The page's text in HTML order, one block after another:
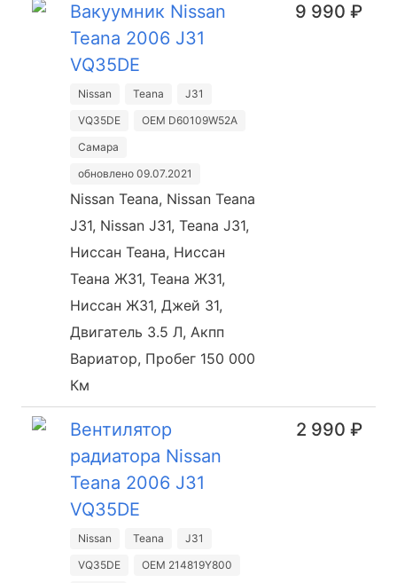
Вакуумник Nissan
Teana 2006 J31
VQ35DE
Nissan Teana
J31
VQ35DE
OEM D60109W52A
Самара
обновлено 09.07.2021
Nissan Teana, Nissan Teana
J31, Nissan J31, Teana J31,
Ниссан Теана, Ниссан
Теана Ж31, Теана Ж31,
Ниссан Ж31, Джей 31,
Двигатель 3.5 Л, Акпп
Вариатор, Пробег 150 000
Км
9 990 ₽
Вентилятор
радиатора Nissan
Teana 2006 J31
VQ35DE
Nissan Teana
J31
VQ35DE
OEM 214819Y800
2 990 ₽